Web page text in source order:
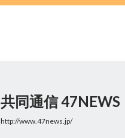
共同通信 47NEWS
http://www.47news.jp/